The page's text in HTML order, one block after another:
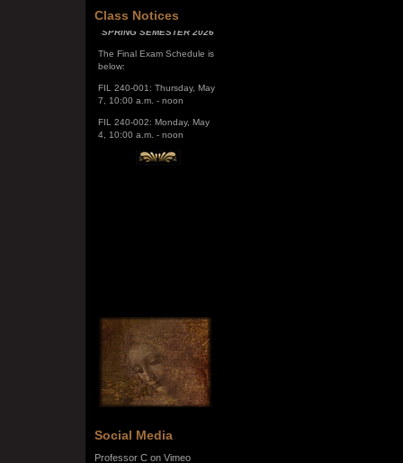
Class Notices
SPRING SEMESTER 2026
The Final Exam Schedule is
FIL 240-001: Thursday, May
FIL 240-002: Monday, May
Social Media
Professor C on Vimeo